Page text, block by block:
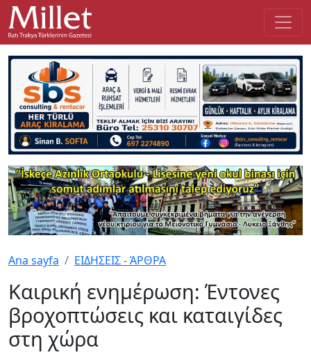
Ana sayfa ΕΙΔΗΣΕΙΣ - ΆΡΘΡΑ
Καιρική ενημέρωση: Έντονες
βροχοπτώσεις και καταιγίδες
στη χώρα